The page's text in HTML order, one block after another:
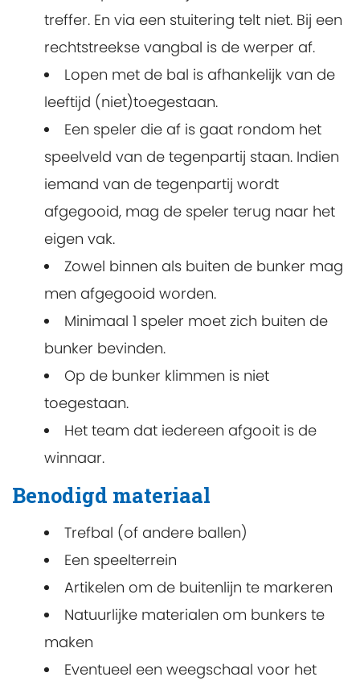
treffer. En via een stuitering telt niet. Bij een
rechtstreekse vangbal is de werper af.
Lopen met de bal is afhankelijk van de
leeftijd (niet)toegestaan.
Een speler die af is gaat rondom het
speelveld van de tegenpartij staan. Indien
iemand van de tegenpartij wordt
afgegooid, mag de speler terug naar het
eigen vak.
Zowel binnen als buiten de bunker mag
men afgegooid worden.
Minimaal 1 speler moet zich buiten de
bunker bevinden.
Op de bunker klimmen is niet
toegestaan.
Het team dat iedereen afgooit is de
winnaar.
Benodigd materiaal
Trefbal (of andere ballen)
Een speelterrein
Artikelen om de buitenlijn te markeren
Natuurlijke materialen om bunkers te
maken
Eventueel een weegschaal voor het